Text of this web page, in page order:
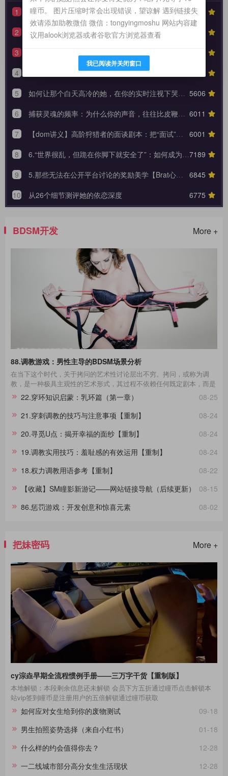
7262
1
【性奴系列】90天全周期 TPE 驯化蓝图，打造永不背叛的K6性奴归宿
2
【驯化分享】《从撕裂到皈依：狗奴与性奴双重身份转换的权力美学》90天全周期身份转换训练日志模板
3
4
生活化支配指南：如何在日常闲聊的缝隙里，埋下让她瞬间腿软的言语钩子？
5606
5
如何让那个白天高冷的她，在你的实时注视下哭着承认内心的荒芜？
6011
6
捕获灵魂的频率：为什么你的声音，往往比皮鞭更能让她战栗？
6001
7
【dom讲义】高阶狩猎者的面谈剧本：把“面试”变成一场让对方沉沦的心理外科手术。
7189
8
6.“世界很乱，但跪在你脚下就安全了”：如何成为 Brat 生命中唯一的锚点与终极归宿？【Brat心奴系列-第六期】
6845
9
5.那些无法在公开平台讨论的奖励美学【Brat心奴系列-第五期】
6775
10 从26个细节测评她的依恋深度
BDSM开发 More +
88.调教游戏：男性主导的BDSM场景分析
在当下这个时代，关于拷问的艺术性讨论层出不穷。拷问，或称为调
教，是一种极具主观性的艺术形式，其过程不依赖任何既定剧本，而是
一种即兴的表现艺术。在这场艺术的表达中，每一个不同性格的受拷者
都呈现出独一无二的故事线。举例来说，那些宁死不屈的与那些畏惧权
威的受拷者，他们在面对同样的惩罚时表现出的反应极其不同，这种差
异进一步影响了拷问的整个过程。通过淙垚个人经验和广泛的文献及影
视作品研究，本文旨在分享这一主题。在此，拷问者与受拷者分别扮演
问。拷
08-25
22.穿环知识启蒙：乳环篇（第一章）
08-24
21.穿刺调教的技巧与注意事项【重制】
08-24
20.寻觅U点：揭开幸福的面纱【重制】
08-24
19.调教实用技巧：羞耻感的有效运用【重制】
08-22
18.权力调教用语参考【重制】
08-15
【收藏】SM瞳影新游记——网站链接导航（后续更新）
08-02
86.惩罚游戏：开发创意和惊喜元素
把妹密码 More +
cy淙垚早期全流程惯例手册——三万字干货【重制版】
本地解锁：本段剩余信息还未解锁 会员下方五折通过瞳币点击解锁本
站vip签到瞳币是注册用户的五倍解锁通过瞳币获取
09-18
如何应对女生给到你的废物测试
01-18
男生拍照姿势选择（来自小红书）
12-28
什么样的约会值得你去？
12-28
一二线城市部分高分女生生活现状
瞳币。 图片压缩时常会出现错误，望谅解 遇到链接失
效请添加助教微信 微信：tongyingmoshu 网站内容建
议用alook浏览器或者谷歌官方浏览器查看
我已阅读并关闭窗口